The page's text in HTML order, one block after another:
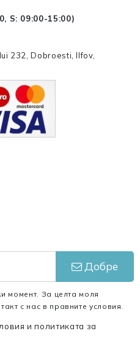
S: 09:00-15:00)
232, Dobroesti, Ilfov,
Добре
момент. За целта моля
с нас в правните условия.
и политиката за